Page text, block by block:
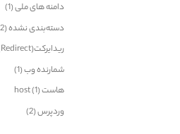
دامنه های ملی(1)
دسته‌بندی نشده(2)
ریدایرکت(Redirect)
شمارنده وب(1)
هاست host(1)
وردپرس(2)